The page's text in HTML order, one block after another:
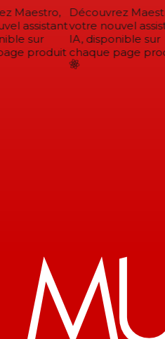
Maestro,
assistant
sur
produit
Découvrez
votre nouvel
IA, disponible sur
chaque page